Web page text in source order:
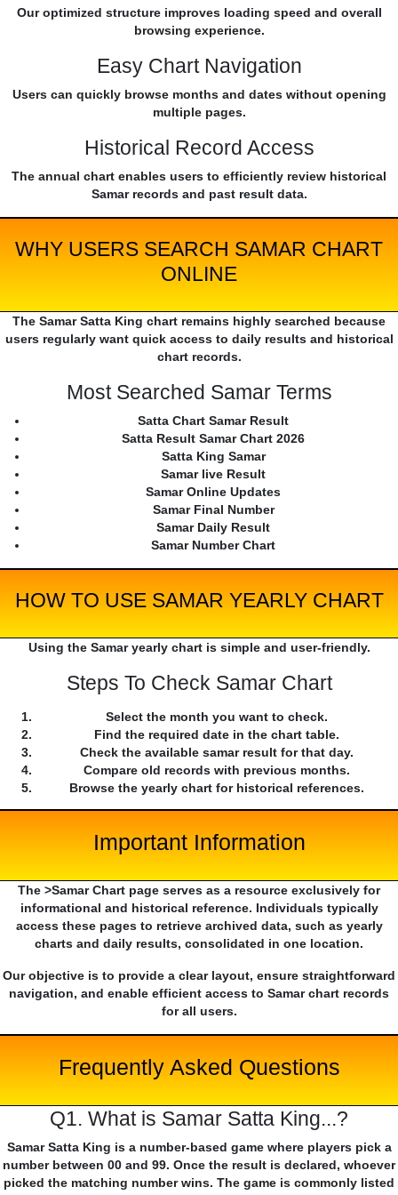
Our optimized structure improves loading speed and overall
browsing experience.
Easy Chart Navigation
Users can quickly browse months and dates without opening
multiple pages.
Historical Record Access
The annual chart enables users to efficiently review historical
Samar records and past result data.
WHY USERS SEARCH SAMAR CHART
ONLINE
The Samar Satta King chart remains highly searched because
users regularly want quick access to daily results and historical
chart records.
Most Searched Samar Terms
Satta Chart Samar Result
Satta Result Samar Chart 2026
Satta King Samar
Samar live Result
Samar Online Updates
Samar Final Number
Samar Daily Result
Samar Number Chart
HOW TO USE SAMAR YEARLY CHART
Using the Samar yearly chart is simple and user-friendly.
Steps To Check Samar Chart
Select the month you want to check.
Find the required date in the chart table.
Check the available samar result for that day.
Compare old records with previous months.
Browse the yearly chart for historical references.
Important Information
The >Samar Chart page serves as a resource exclusively for
informational and historical reference. Individuals typically
access these pages to retrieve archived data, such as yearly
charts and daily results, consolidated in one location.
Our objective is to provide a clear layout, ensure straightforward
navigation, and enable efficient access to Samar chart records
for all users.
Frequently Asked Questions
Q1. What is Samar Satta King...?
Samar Satta King is a number-based game where players pick a
number between 00 and 99. Once the result is declared, whoever
picked the matching number wins. The game is commonly listed